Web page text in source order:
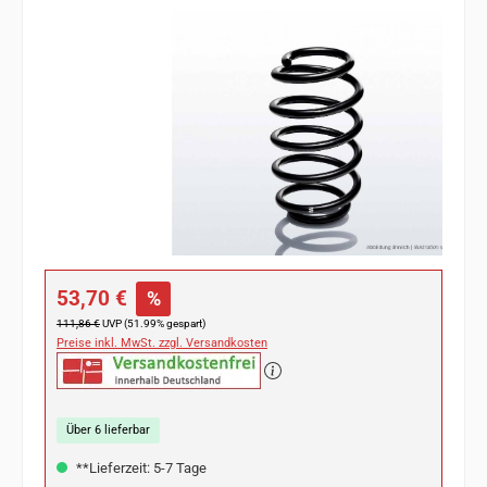
Verkaufspreis:
53,70 € %
Regulärer Preis:
111,86 €UVP (51.99% gespart)
Preise inkl. MwSt. zzgl. Versandkosten
Über 6 lieferbar
**Lieferzeit: 5-7 Tage